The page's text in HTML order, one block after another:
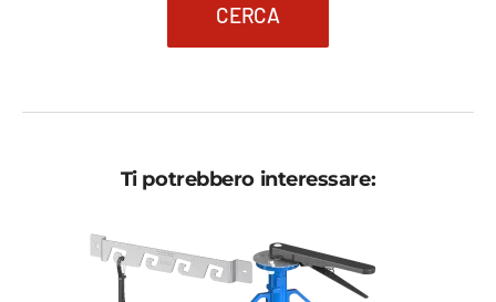
CERCA
Ti potrebbero interessare: